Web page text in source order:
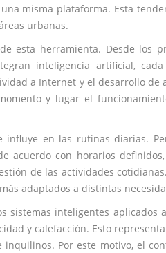
misma plataforma. Esta
urbanas.
esta herramienta. Desde los
inteligencia artificial,
a Internet y el desarrollo
y lugar el
en las rutinas diarias.
acuerdo con horarios
de las actividades
adaptados a distintas
sistemas inteligentes
y calefacción. Esto
Por este motivo, el